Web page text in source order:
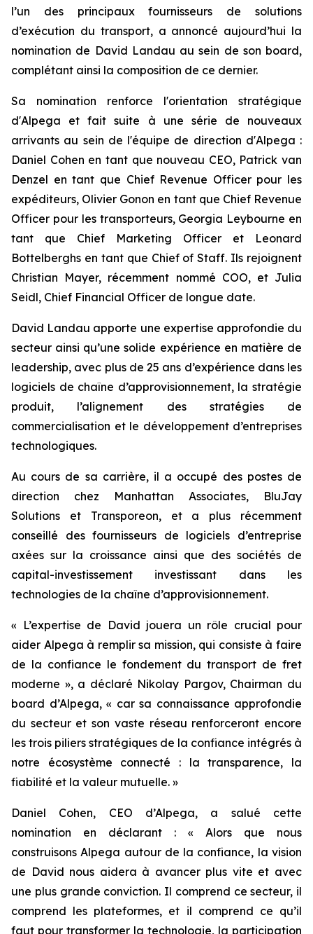
l’un des principaux fournisseurs de solutions
d’exécution du transport, a annoncé aujourd’hui la
nomination de David Landau au sein de son board,
complétant ainsi la composition de ce dernier.
Sa nomination renforce l'orientation stratégique
d'Alpega et fait suite à une série de nouveaux
arrivants au sein de l'équipe de direction d'Alpega :
Daniel Cohen en tant que nouveau CEO, Patrick van
Denzel en tant que Chief Revenue Officer pour les
expéditeurs, Olivier Gonon en tant que Chief Revenue
Officer pour les transporteurs, Georgia Leybourne en
tant que Chief Marketing Officer et Leonard
Bottelberghs en tant que Chief of Staff. Ils rejoignent
Christian Mayer, récemment nommé COO, et Julia
Seidl, Chief Financial Officer de longue date.
David Landau apporte une expertise approfondie du
secteur ainsi qu’une solide expérience en matière de
leadership, avec plus de 25 ans d’expérience dans les
logiciels de chaîne d’approvisionnement, la stratégie
produit, l’alignement des stratégies de
commercialisation et le développement d’entreprises
technologiques.
Au cours de sa carrière, il a occupé des postes de
direction chez Manhattan Associates, BluJay
Solutions et Transporeon, et a plus récemment
conseillé des fournisseurs de logiciels d’entreprise
axées sur la croissance ainsi que des sociétés de
capital-investissement investissant dans les
technologies de la chaîne d’approvisionnement.
« L’expertise de David jouera un rôle crucial pour
aider Alpega à remplir sa mission, qui consiste à faire
de la confiance le fondement du transport de fret
moderne », a déclaré Nikolay Pargov, Chairman du
board d’Alpega, « car sa connaissance approfondie
du secteur et son vaste réseau renforceront encore
les trois piliers stratégiques de la confiance intégrés à
notre écosystème connecté : la transparence, la
fiabilité et la valeur mutuelle. »
Daniel Cohen, CEO d’Alpega, a salué cette
nomination en déclarant : « Alors que nous
construisons Alpega autour de la confiance, la vision
de David nous aidera à avancer plus vite et avec
une plus grande conviction. Il comprend ce secteur, il
comprend les plateformes, et il comprend ce qu’il
faut pour transformer la technologie, la participation